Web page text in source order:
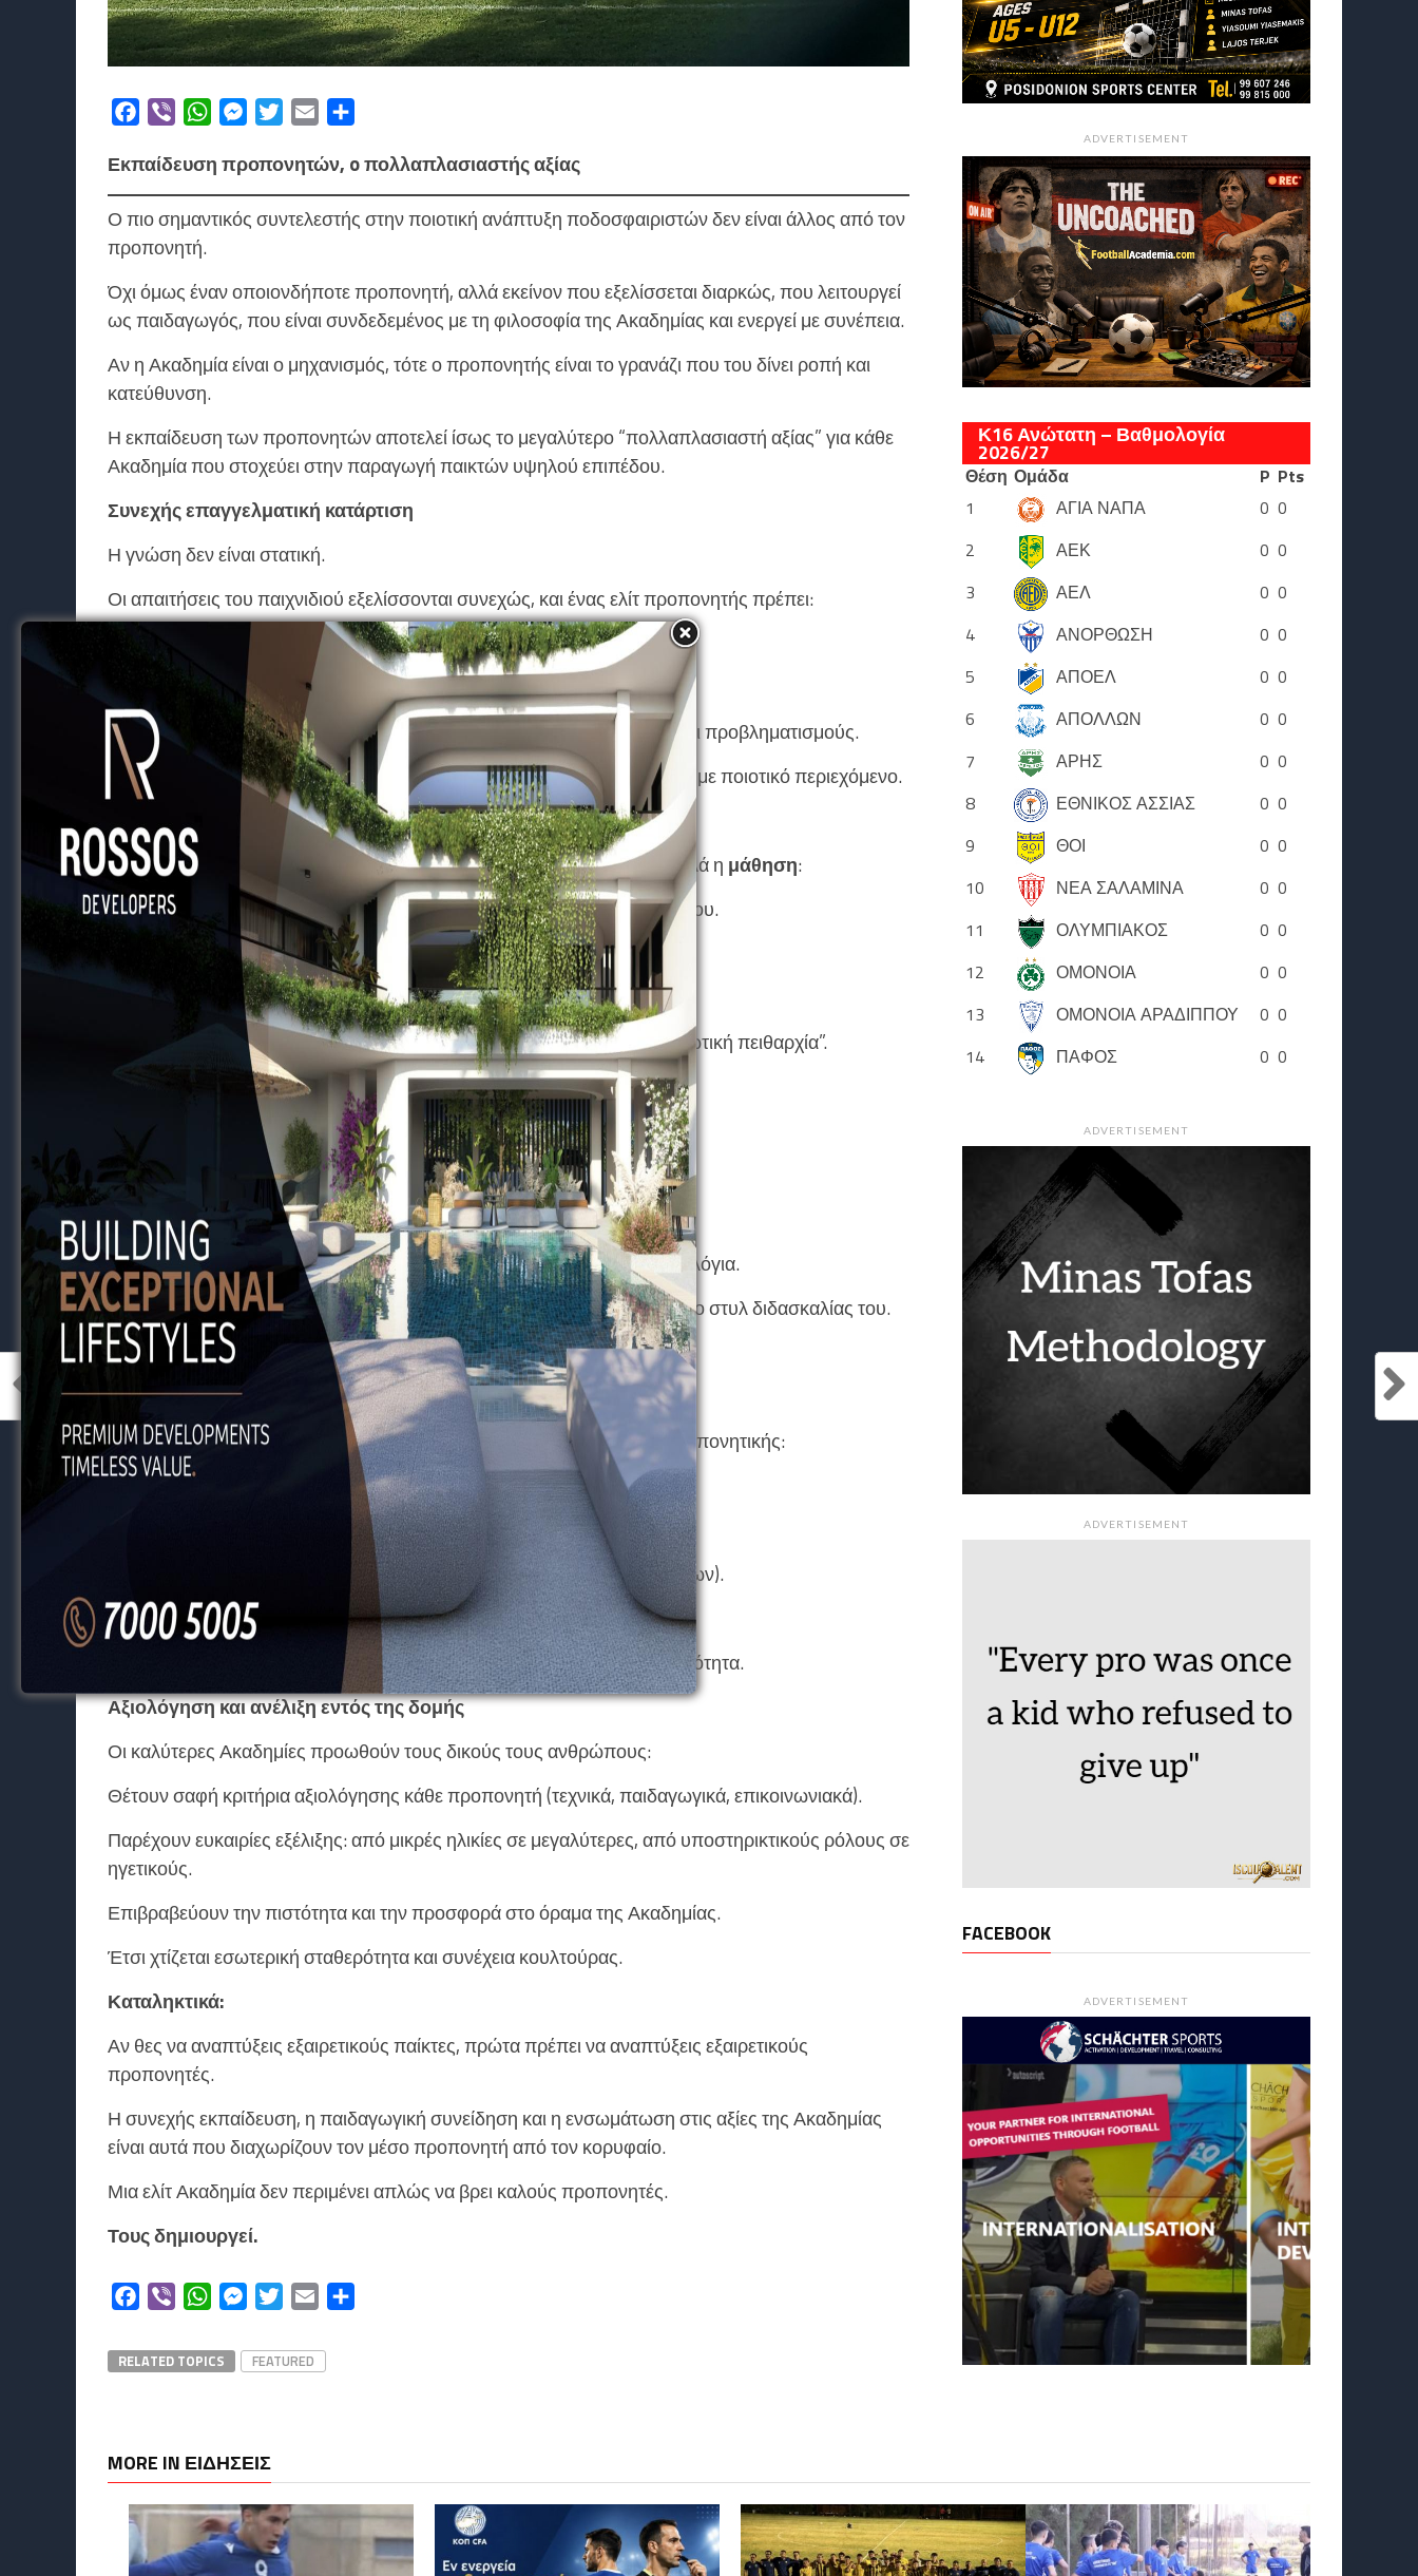
Facebook
Viber WhatsAppMessengerTwitterEmail
Εκπαίδευση προπονητών, o πολλαπλασιαστής αξίας
Ο πιο σημαντικός συντελεστής στην ποιοτική ανάπτυξη ποδοσφαιριστών δεν είναι άλλος από τον
προπονητή.
Όχι όμως έναν οποιονδήποτε προπονητή, αλλά εκείνον που εξελίσσεται διαρκώς, που λειτουργεί
ως παιδαγωγός, που είναι συνδεδεμένος με τη φιλοσοφία της Ακαδημίας και ενεργεί με συνέπεια.
Αν η Ακαδημία είναι ο μηχανισμός, τότε ο προπονητής είναι το γρανάζι που του δίνει ροπή και
κατεύθυνση.
Η εκπαίδευση των προπονητών αποτελεί ίσως το μεγαλύτερο “πολλαπλασιαστή αξίας” για κάθε
Ακαδημία που στοχεύει στην παραγωγή παικτών υψηλού επιπέδου.
Συνεχής επαγγελματική κατάρτιση
Η γνώση δεν είναι στατική.
Οι απαιτήσεις του παιχνιδιού εξελίσσονται συνεχώς, και ένας ελίτ προπονητής πρέπει:
Να παρακολουθεί σεμινάρια, εργαστήρια, ημερίδες σε τακτική βάση.
Να ανανεώνει τα διπλώματά του και να μελετά διεθνείς εξελίξεις.
Να συνεργάζεται με άλλους προπονητές και να ανταλλάζει πρακτικές και προβληματισμούς.
Η Ακαδημία οφείλει να παρέχει ετήσιο πλάνο εσωτερικής επιμόρφωσης με ποιοτικό περιεχόμενο.
Ο προπονητής ως παιδαγωγός
Η βασική αποστολή ενός αναπτυξιακού προπονητή είναιόχι η νίκη , αλλά η μάθηση:
Αντιλαμβάνεται την ψυχολογική και κοινωνική φάση του παιδιού ή εφήβου.
Χτίζει σχέση εμπιστοσύνης και δημιουργεί ασφαλές περιβάλλον.
Ενισχύει την αυτοεκτίμηση και την εσωτερική παρακίνηση.
Διδάσκει με υπομονή, διάλογο και παρατήρηση, όχι με φωνές ή “στρατιωτική πειθαρχία”.
Ο παιδαγωγικός ρόλος υπερβαίνει τον αγωνιστικό.
Συστηματική ανατροφοδότηση και αυτοαξιολόγηση
Η ποιότητα ενός προπονητή βελτιώνεται όταν:
Παίρνει ανατροφοδότηση από τεχνικό διευθυντή και παρατηρητές.
Παρακολουθεί και αξιολογεί τον εαυτό του μέσα από video ή ερωτηματολόγια.
Λαμβάνει σχόλια από τους παίκτες (ιδίως στις μεγαλύτερες ηλικίες) για το στυλ διδασκαλίας του.
Η κουλτούρα “feedback” δεν είναι κριτική, είναι εργαλείο εξέλιξης.
Εσωτερικά σεμινάρια και σύνδεση με διεθνείς πρακτικές
Κάθε Ακαδημία πρέπει να αναπτύσσει τη δική της εσωτερική σχολή προπονητικής:
Τακτικά σεμινάρια σε εβδομαδιαία ή μηνιαία βάση.
Ανάλυση περιπτώσεων, μελέτη αγώνων, workshops παικτών.
Πρόσκληση εξωτερικών ομιλητών (προπονητών, αναλυτών, επιστημόνων).
Ανταλλαγές με άλλες Ακαδημίες – επισκέψεις, πρακτικές, φιλικά.
Η διαρκής έκθεση σε νέες ιδέες θωρακίζει το προσωπικό από τη στασιμότητα.
Αξιολόγηση και ανέλιξη εντός της δομής
Οι καλύτερες Ακαδημίες προωθούν τους δικούς τους ανθρώπους:
Θέτουν σαφή κριτήρια αξιολόγησης κάθε προπονητή (τεχνικά, παιδαγωγικά, επικοινωνιακά).
Παρέχουν ευκαιρίες εξέλιξης: από μικρές ηλικίες σε μεγαλύτερες, από υποστηρικτικούς ρόλους σε
ηγετικούς.
Επιβραβεύουν την πιστότητα και την προσφορά στο όραμα της Ακαδημίας.
Έτσι χτίζεται εσωτερική σταθερότητα και συνέχεια κουλτούρας.
Καταληκτικά:
Αν θες να αναπτύξεις εξαιρετικούς παίκτες, πρώτα πρέπει να αναπτύξεις εξαιρετικούς
προπονητές.
Η συνεχής εκπαίδευση, η παιδαγωγική συνείδηση και η ενσωμάτωση στις αξίες της Ακαδημίας
είναι αυτά που διαχωρίζουν τον μέσο προπονητή από τον κορυφαίο.
Μια ελίτ Ακαδημία δεν περιμένει απλώς να βρει καλούς προπονητές.
Τους δημιουργεί.
Facebook
Viber WhatsAppMessengerTwitterEmail
RELATED TOPICS FEATURED
ADVERTISEMENT
Κ16 Ανώτατη – Βαθμολογία
2026/27
Θέση Ομάδα P Pts
1
ΑΓΙΑ ΝΑΠΑ 0 0
2
ΑΕΚ 0 0
3
ΑΕΛ 0 0
4
ΑΝΟΡΘΩΣΗ 0 0
5
ΑΠΟΕΛ 0 0
6
ΑΠΟΛΛΩΝ 0 0
7
ΑΡΗΣ 0 0
8
ΕΘΝΙΚΟΣ ΑΣΣΙΑΣ 0 0
9
ΘΟΙ 0 0
10
ΝΕΑ ΣΑΛΑΜΙΝΑ 0 0
11
ΟΛΥΜΠΙΑΚΟΣ 0 0
12
ΟΜΟΝΟΙΑ 0 0
13
ΟΜΟΝΟΙΑ ΑΡΑΔΙΠΠΟΥ 0 0
14
ΠΑΦΟΣ 0 0
ADVERTISEMENT
ADVERTISEMENT
FACEBOOK
ADVERTISEMENT
MORE IN ΕΙΔΗΣΕΙΣ